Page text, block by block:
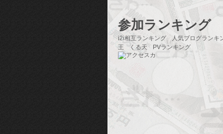
参加ランキング
i2i相互ランキング
人気ブログランキ
王
くる天 PVランキング